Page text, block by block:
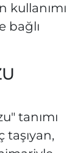
kullanımı
bağlı
tanımı
taşıyan,